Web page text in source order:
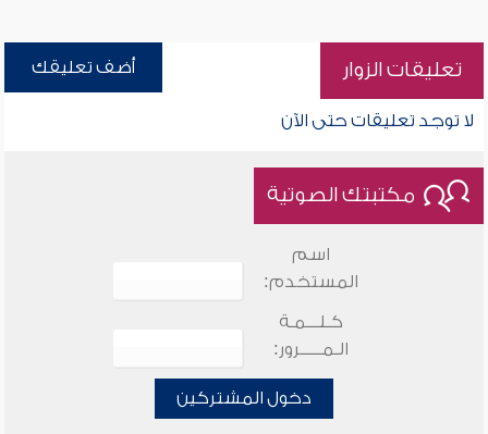
تعليقات الزوار أضف تعليقك
لا توجد تعليقات حتى الآن
مكتبتك الصوتية
اسم
المستخدم:
كـلـــمـة
الـمـــــرور:
دخول المشتركين